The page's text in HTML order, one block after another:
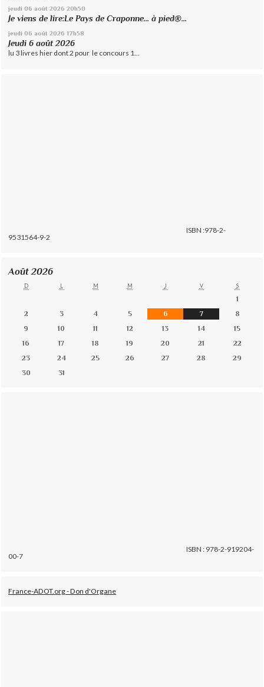
jeudi 06 août 2026 20h50
Je viens de lire:Le Pays de Craponne... à pied®...
jeudi 06 août 2026 17h58
Jeudi 6 août 2026
lu 3 livres hier dont 2 pour le concours 1...
ISBN :978-2-
9531564-9-2
Août 2026
D L M M J V S
1
2
3 4 5 6 7
8
9
10 11 12 13 14
15
16
17 18 19 20 21
22
23
24 25 26 27 28
29
30
31
ISBN : 978-2-919204-
00-7
France-ADOT.org - Don d'Organe